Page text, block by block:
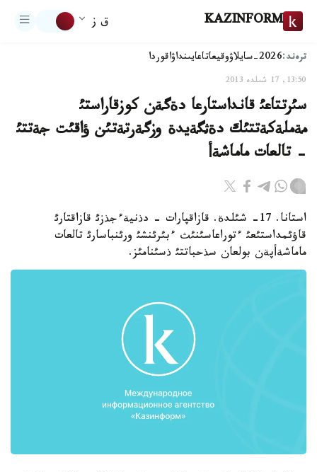
KAZINFORM ق ز
ترەند:2026-سايلاۋ وقيعاتاعايىنداۋاقوردا
13:50, 17 شىلدە 2013
سئرتتاعئ قانداستارعا دةگةن كوزقاراستئ
مةملةكةتتئك دةثگةيدة وزگةرتةتئن ؤاقئت جةتتئ
- تالعات ماماشةأ
استانا. 17- شئلدة. قازاقپارات - دذنيةءجذزئ قازاقتارئ
قاؤئمداستئعئ ءتوراعاسئنئث ءبئرئنشئ ورئنباسارئ تالعات
ماماشةأپةن بولعان سذحباتتئ ذسئنامئز.